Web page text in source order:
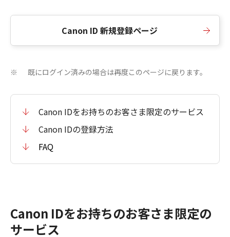
Canon ID 新規登録ページ
※ 既にログイン済みの場合は再度このページに戻ります。
Canon IDをお持ちのお客さま限定のサービス
Canon IDの登録方法
FAQ
Canon IDをお持ちのお客さま限定の
サービス